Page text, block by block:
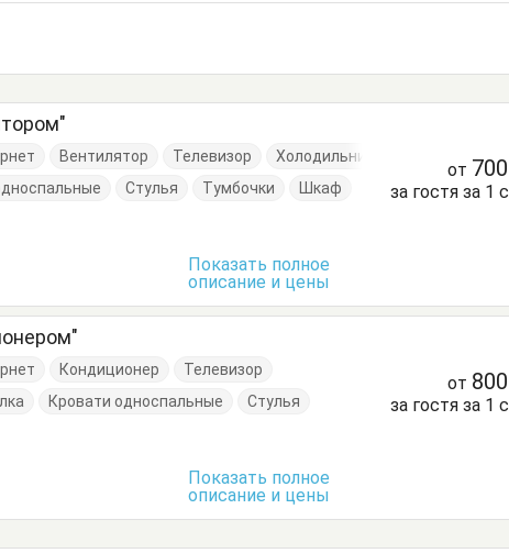
Вентилятор Телевизор
Холодильник
Стулья Тумбочки Шкаф
от
за гостя за 1
Показать полное
описание и цены
Кондиционер
Телевизор
Кровати односпальные
Стулья
от
за гостя за 1
Показать полное
описание и цены